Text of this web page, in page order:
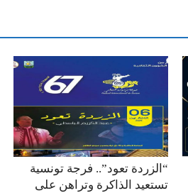
“الزردة تعود”.. فرجة تونسية
تستعيد الذاكرة وتراهن على